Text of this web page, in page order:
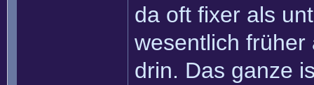
da oft fixer als
wesentlich
drin. Das ganze